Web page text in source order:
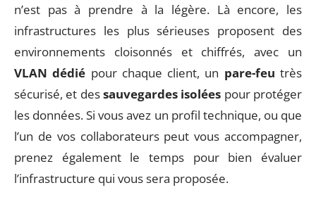
n’est pas à prendre à la légère. Là encore, les
infrastructures les plus sérieuses proposent des
environnements cloisonnés et chiffrés, avec un
VLAN dédié pour chaque client, un pare-feu très
sécurisé, et dessauvegardes isolées pour protéger
les données. Si vous avez un profil technique, ou que
l’un de vos collaborateurs peut vous accompagner,
prenez également le temps pour bien évaluer
l’infrastructure qui vous sera proposée.